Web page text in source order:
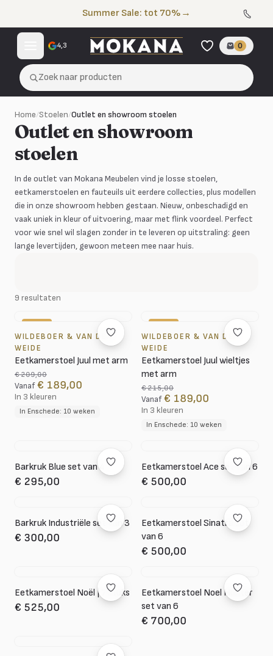
Summer Sale: tot 70% →
4,3 0
Zoek naar producten
Home/Stoelen/Outlet en showroom stoelen
Outlet en showroom
stoelen
In de outlet van Mokana Meubelen vind je losse stoelen,
eetkamerstoelen en fauteuils uit eerdere collecties, plus modellen
die in onze showroom hebben gestaan. Nieuw, onbeschadigd en
vaak uniek in kleur of uitvoering, maar met flink voordeel. Perfect
voor wie snel wil slagen zonder in te leveren op uitstraling: geen
lange levertijden, gewoon meteen mee naar huis.
9 resultaten
WILDEBOER & VAN DER
WEIDE
Eetkamerstoel Juul met arm
€ 209,00
Vanaf € 189,00
In 3 kleuren
In Enschede: 10 weken
WILDEBOER & VAN DER
WEIDE
Eetkamerstoel Juul wieltjes
met arm
€ 215,00
Vanaf € 189,00
In 3 kleuren
In Enschede: 10 weken
Barkruk Blue set van 4
€ 295,00
Eetkamerstoel Ace set van 6
€ 500,00
Barkruk Industriële set van 3
€ 300,00
Eetkamerstoel Sinatra set
van 6
€ 500,00
Eetkamerstoel Noël | 7 stuks
€ 525,00
Eetkamerstoel Noel Hunter
set van 6
€ 700,00